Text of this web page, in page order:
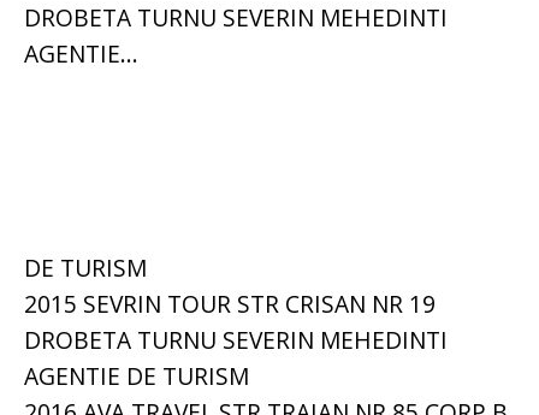
DROBETA TURNU SEVERIN MEHEDINTI
AGENTIE...
DE TURISM
2015 SEVRIN TOUR STR CRISAN NR 19
DROBETA TURNU SEVERIN MEHEDINTI
AGENTIE DE TURISM